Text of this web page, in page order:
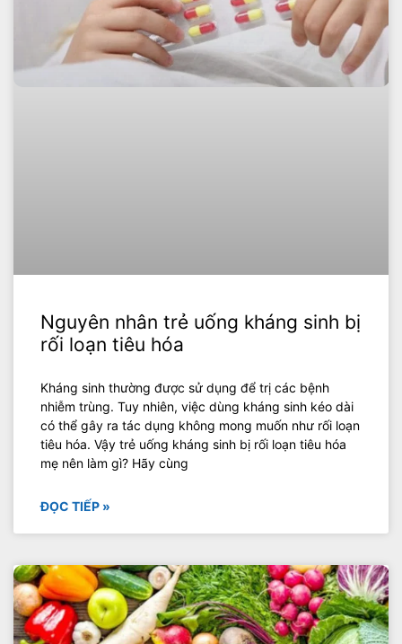
Nguyên nhân trẻ uống kháng sinh bị
rối loạn tiêu hóa
Kháng sinh thường được sử dụng để trị các bệnh
nhiễm trùng. Tuy nhiên, việc dùng kháng sinh kéo dài
có thể gây ra tác dụng không mong muốn như rối loạn
tiêu hóa. Vậy trẻ uống kháng sinh bị rối loạn tiêu hóa
mẹ nên làm gì? Hãy cùng
ĐỌC TIẾP »